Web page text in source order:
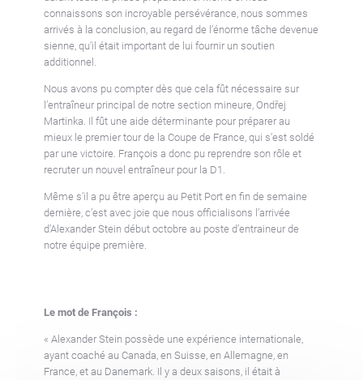
connaissons son incroyable persévérance, nous sommes
arrivés à la conclusion, au regard de l’énorme tâche devenue
sienne, qu’il était important de lui fournir un soutien
additionnel.
Nous avons pu compter dès que cela fût nécessaire sur
l’entraîneur principal de notre section mineure, Ondřej
Martinka. Il fût une aide déterminante pour préparer au
mieux le premier tour de la Coupe de France, qui s’est soldé
par une victoire. François a donc pu reprendre son rôle et
recruter un nouvel entraîneur pour la D1.
Même s’il a pu être aperçu au Petit Port en fin de semaine
dernière, c’est avec joie que nous officialisons l’arrivée
d’Alexander Stein début octobre au poste d’entraineur de
notre équipe première.
Le mot de François :
« Alexander Stein possède une expérience internationale,
ayant coaché au Canada, en Suisse, en Allemagne, en
France, et au Danemark. Il y a deux saisons, il était à